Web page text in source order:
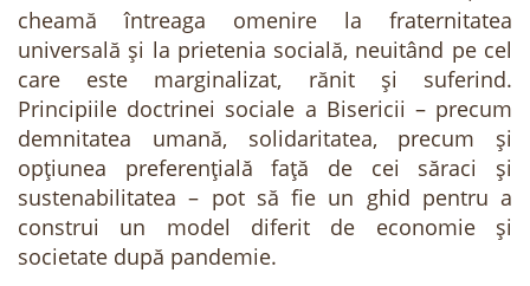
cheamă întreaga omenire la fraternitatea
universală și la prietenia socială, neuitând pe cel
care este marginalizat, rănit și suferind.
Principiile doctrinei sociale a Bisericii – precum
demnitatea umană, solidaritatea, precum și
opțiunea preferențială față de cei săraci și
sustenabilitatea – pot să fie un ghid pentru a
construi un model diferit de economie și
societate după pandemie.